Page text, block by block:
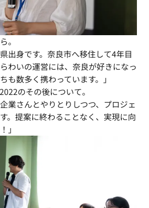
。
出身です。奈良市へ移住して4年目
わいの運営には、奈良が好きになっ
も数多く携わっています。」
のその後について。
業さんとやりとりしつつ、プロジェ
。提案に終わることなく、実現に向
」